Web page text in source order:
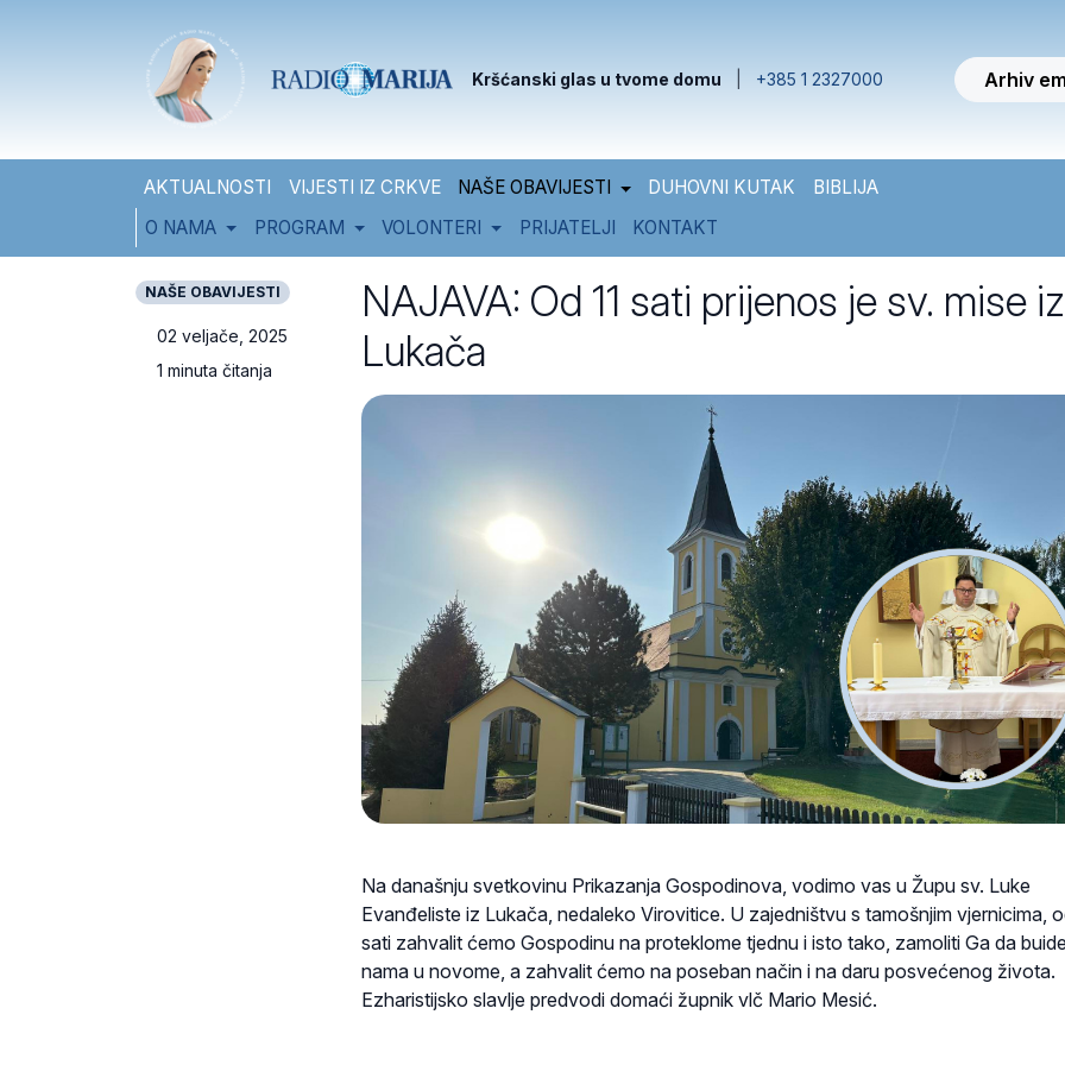
Kršćanski glas u tvome domu +385 1 2327000 Arhiv
AKTUALNOSTI VIJESTI IZ CRKVE NAŠE OBAVIJESTI DUHOVNI KUTAK
BIBLIJA
O NAMA
PROGRAM VOLONTERI PRIJATELJI KONTAKT
NAŠE OBAVIJESTI
02 veljače, 2025
1 minuta čitanja
NAJAVA: Od 11 sati prijenos je sv. mise iz
Lukača
Na današnju svetkovinu Prikazanja Gospodinova, vodimo vas u Župu sv. Luke
Evanđeliste iz Lukača, nedaleko Virovitice. U zajedništvu s tamošnjim vjernicima,
sati zahvalit ćemo Gospodinu na proteklome tjednu i isto tako, zamoliti Ga da
nama u novome, a zahvalit ćemo na poseban način i na daru posvećenog života.
Ezharistijsko slavlje predvodi domaći župnik vlč Mario Mesić.